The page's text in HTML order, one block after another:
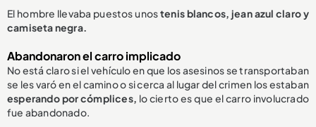
El hombre llevaba puestos unostenis blancos, jean azul claro y
camiseta negra.
Abandonaron el carro implicado
No está claro si el vehículo en que los asesinos se transportaban
se les varó en el camino o si cerca al lugar del crimen los estaban
esperando por cómplices, lo cierto es que el carro involucrado
fue abandonado.